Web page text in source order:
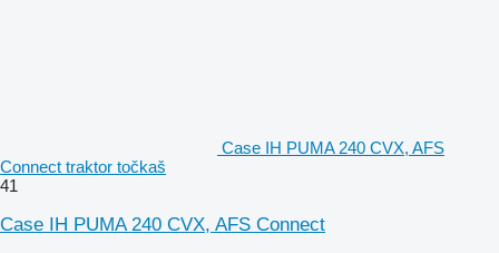
Case IH PUMA 240 CVX, AFS
Connect traktor točkaš
41
Case IH PUMA 240 CVX, AFS Connect